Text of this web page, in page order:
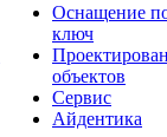
Оснащение
ключ
объектов
Сервис
Айдентика